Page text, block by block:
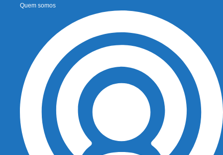
Quem somos